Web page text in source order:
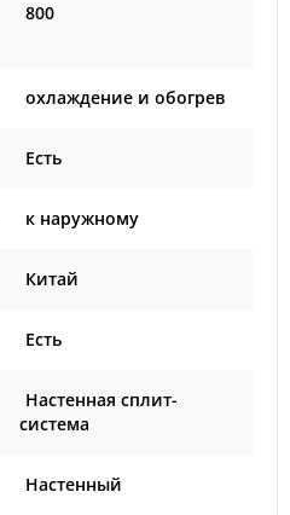
800
охлаждение и обогрев
Есть
к наружному
Китай
Есть
Настенная сплит-
система
Настенный